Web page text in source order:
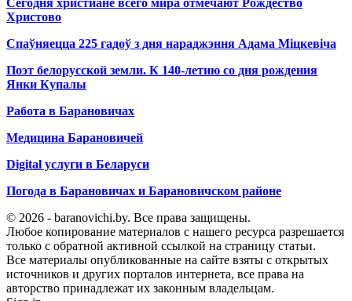
Христово
Спаўняецца 225 гадоў з дня нараджэння Адама Міцкевіча
Поэт белорусской земли. К 140-летию со дня рождения
Янки Купалы
Работа в Барановичах
Медицина Барановичей
Digital услуги в Беларуси
Погода в Барановичах и Барановичском районе
© 2026 - baranovichi.by. Все права защищены.
Любое копирование материалов с нашего ресурса разрешается
только с обратной активной ссылкой на страницу статьи.
Все материалы опубликованные на сайте взяты с открытых
источников и других порталов интернета, все права на
авторство принадлежат их законным владельцам.